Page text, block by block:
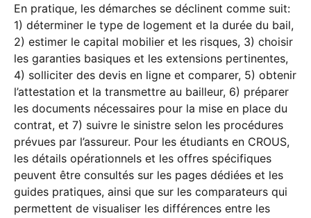
En pratique, les démarches se déclinent comme suit:
1) déterminer le type de logement et la durée du bail,
2) estimer le capital mobilier et les risques, 3) choisir
les garanties basiques et les extensions pertinentes,
4) solliciter des devis en ligne et comparer, 5) obtenir
l’attestation et la transmettre au bailleur, 6) préparer
les documents nécessaires pour la mise en place du
contrat, et 7) suivre le sinistre selon les procédures
prévues par l’assureur. Pour les étudiants en CROUS,
les détails opérationnels et les offres spécifiques
peuvent être consultés sur les pages dédiées et les
guides pratiques, ainsi que sur les comparateurs qui
permettent de visualiser les différences entre les